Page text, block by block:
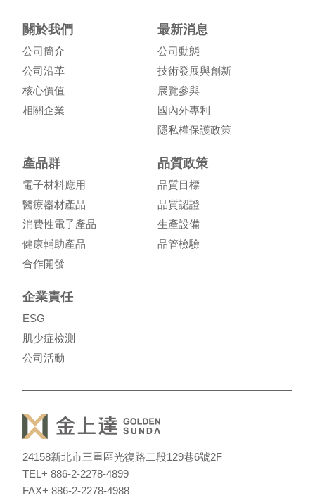
關於我們
公司簡介
公司沿革
核心價值
相關企業
最新消息
公司動態
技術發展與創新
展覽參與
國內外專利
隱私權保護政策
產品群
電子材料應用
醫療器材產品
消費性電子產品
健康輔助產品
合作開發
品質政策
品質目標
品質認證
生產設備
品管檢驗
企業責任
ESG
肌少症檢測
公司活動
24158新北市三重區光復路二段129巷6號2F
TEL + 886-2-2278-4899
FAX+ 886-2-2278-4988